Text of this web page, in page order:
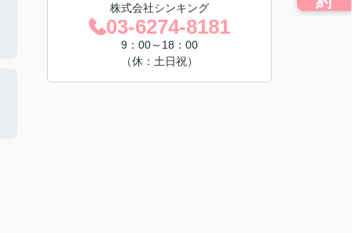
株式会社シンキング
03-6274-8181
9：00～18：00
（休：土日祝）